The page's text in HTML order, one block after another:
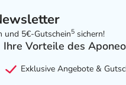
und 5€-Gutschein5 sichern!
Ihre Vorteile des
Exklusive Angebote &